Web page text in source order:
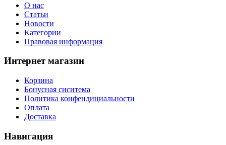
O нас
Статьи
Новости
Категории
Правовая информация
Интернет магазин
Корзина
Бонусная сиситема
Политика конфендициальности
Оплата
Доставка
Навигация